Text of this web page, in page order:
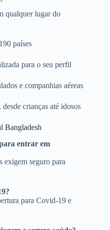
qualquer lugar do
países
para o seu perfil
e companhias aéreas
crianças até idosos
Bangladesh
entrar em
exigem seguro para
para Covid-19 e